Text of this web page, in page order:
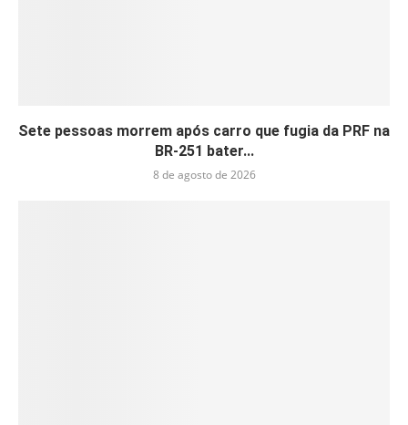
Sete pessoas morrem após carro que fugia da PRF na
BR-251 bater...
8 de agosto de 2026